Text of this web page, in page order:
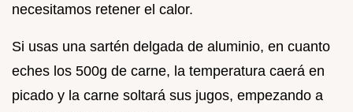
necesitamos retener el calor.
Si usas una sartén delgada de aluminio, en cuanto
eches los 500g de carne, la temperatura caerá en
picado y la carne soltará sus jugos, empezando a